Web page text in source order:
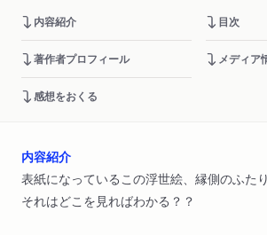
内容紹介 目次
著作者プロフィール メディア
感想をおくる
内容紹介
表紙になっているこの浮世絵、縁側のふた
それはどこを見ればわかる？？